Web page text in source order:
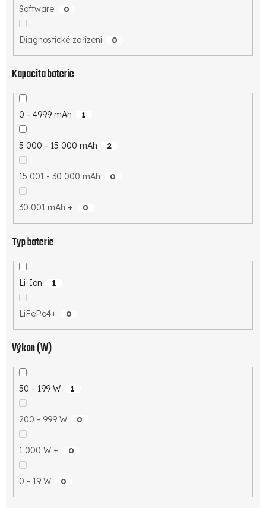
Software 0
Diagnostické zařízení 0
Kapacita baterie
0 - 4999 mAh 1
5 000 - 15 000 mAh 2
15 001 - 30 000 mAh 0
30 001 mAh + 0
Typ baterie
Li-Ion 1
LiFePo4+ 0
Výkon (W)
50 - 199 W 1
200 - 999 W 0
1 000 W + 0
0 - 19 W 0